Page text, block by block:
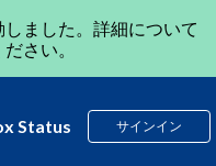
しました。詳細について
さい。
Status サインイン